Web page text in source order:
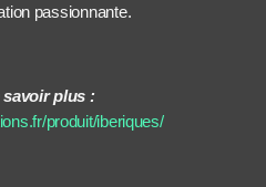
passionnante.
plus :
produit/iberiques/